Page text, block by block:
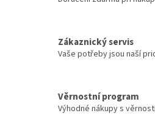
Zákaznický servis
Vaše potřeby jsou naší
Věrnostní program
Výhodné nákupy s